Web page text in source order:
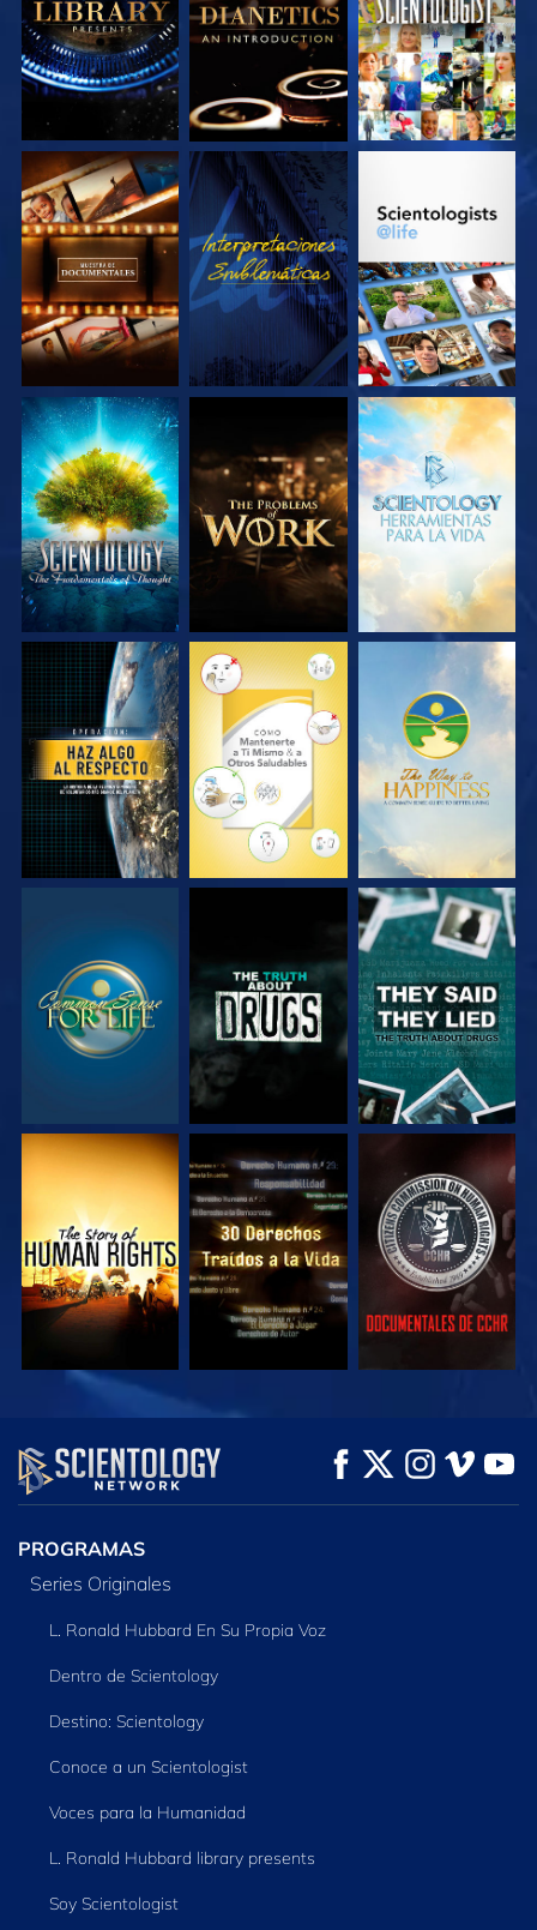
SERIES SERIES
EXPLORA LAS
SERIES
VE
EXPLORA LAS
EXPLORA LAS
SERIES
EXPLORA LAS
SERIES
EXPLORA LAS
SERIES
VE VE VE
VE VE
VE VE VE
VE
EXPLORA LAS
SERIES
PROGRAMAS
Series Originales
L. Ronald Hubbard En Su Propia Voz
Dentro de Scientology
Destino: Scientology
Conoce a un Scientologist
Voces para la Humanidad
L. Ronald Hubbard library presents
Soy Scientologist